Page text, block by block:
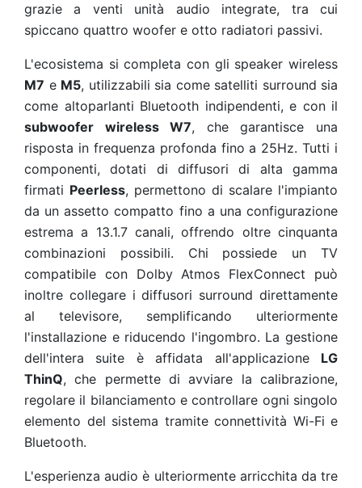
grazie a venti unità audio integrate, tra cui
spiccano quattro woofer e otto radiatori passivi.
L'ecosistema si completa con gli speaker wireless
M7 e M5, utilizzabili sia come satelliti surround sia
come altoparlanti Bluetooth indipendenti, e con il
subwoofer wireless W7, che garantisce una
risposta in frequenza profonda fino a 25Hz. Tutti i
componenti, dotati di diffusori di alta gamma
firmati Peerless, permettono di scalare l'impianto
da un assetto compatto fino a una configurazione
estrema a 13.1.7 canali, offrendo oltre cinquanta
combinazioni possibili. Chi possiede un TV
compatibile con Dolby Atmos FlexConnect può
inoltre collegare i diffusori surround direttamente
al televisore, semplificando ulteriormente
l'installazione e riducendo l'ingombro. La gestione
dell'intera suite è affidata all'applicazione LG
ThinQ, che permette di avviare la calibrazione,
regolare il bilanciamento e controllare ogni singolo
elemento del sistema tramite connettività Wi-Fi e
Bluetooth.
L'esperienza audio è ulteriormente arricchita da tre